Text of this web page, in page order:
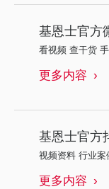
基恩士官方
看视频 查干货
更多内容
基恩士官方
视频资料 行业
更多内容